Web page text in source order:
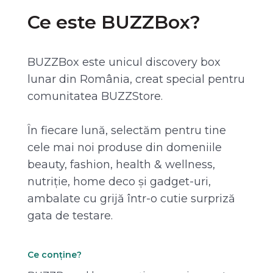
Ce este BUZZBox?
BUZZBox este unicul discovery box
lunar din România, creat special pentru
comunitatea BUZZStore.
În fiecare lună, selectăm pentru tine
cele mai noi produse din domeniile
beauty, fashion, health & wellness,
nutriție, home deco și gadget-uri,
ambalate cu grijă într-o cutie surpriză
gata de testare.
Ce conține?